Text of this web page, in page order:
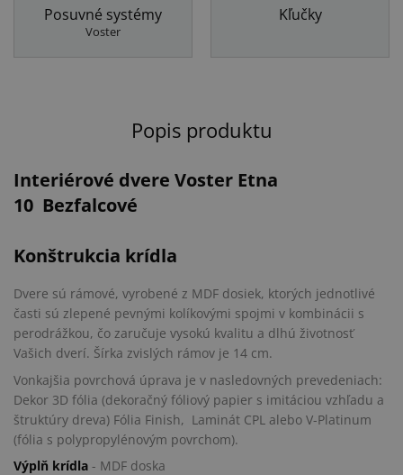
Posuvné systémy
Voster
Kľučky
Popis produktu
Interiérové dvere Voster Etna
10 Bezfalcové
Konštrukcia krídla
Dvere sú rámové, vyrobené z MDF dosiek, ktorých jednotlivé
časti sú zlepené pevnými kolíkovými spojmi v kombinácii s
perodrážkou, čo zaručuje vysokú kvalitu a dlhú životnosť
Vašich dverí. Šírka zvislých rámov je 14 cm.
Vonkajšia povrchová úprava je v nasledovných prevedeniach:
Dekor 3D fólia (dekoračný fóliový papier s imitáciou vzhľadu a
štruktúry dreva) Fólia Finish, Laminát CPL alebo V-Platinum
(fólia s polypropylénovým povrchom).
Výplň krídla - MDF doska